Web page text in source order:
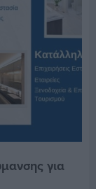
για